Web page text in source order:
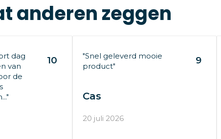
anderen zeggen
dag
van
de
10
"Snel geleverd mooie
product"
9
Cas
20 juli 2026